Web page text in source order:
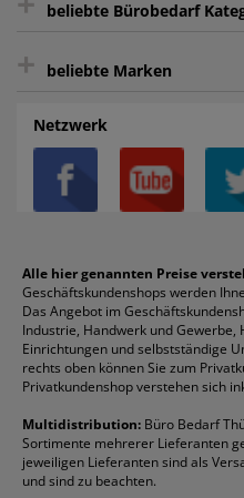
intelligentes Kundenkonto
FAQ
AGB
Datenschutz
Privatsphäre-Einstellungen
Über uns
Reklamation / Retouren
Vertrag widerrufen
Rabatte & Aktionen
beliebte Bürobedarf
Aktenvernichter
Batterien
Bleistifte
Blöcke
Boardmarker
Briefumschläge
Druckerpatronen
Etiketten
Fineliner
Folienschreiber
Formulare
Gelschreiber
Geschäftsbücher
Kaffee
Mappen
Ordner
+ beliebte Marken
Alco
Avery/Zweckform
Canon
Durable
DYMO
Edding
Esselte
Faber-Castell
Fellowes
Franken
Fripa
Netzwerk
Alle hier genannten Preise
Geschäftskundenshops werden
Das Angebot im
Industrie, Handwerk und Gewerbe,
Einrichtungen und selbstständige
rechts oben können Sie zum
Privatkundenshop verstehen sich
Multidistribution: Büro Bedarf
Sortimente mehrerer Lieferanten
jeweiligen Lieferanten sind als
und sind zu beachten.